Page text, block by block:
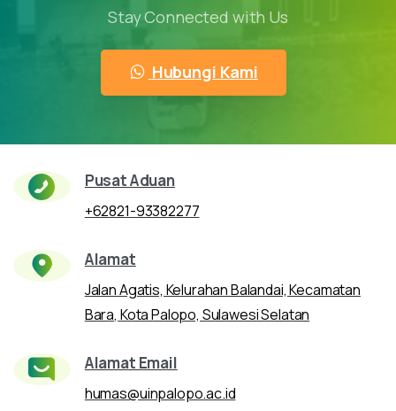
Stay Connected with Us
Hubungi Kami
Pusat Aduan
+62821-93382277
Alamat
Jalan Agatis, Kelurahan Balandai, Kecamatan
Bara, Kota Palopo, Sulawesi Selatan
Alamat Email
humas@uinpalopo.ac.id